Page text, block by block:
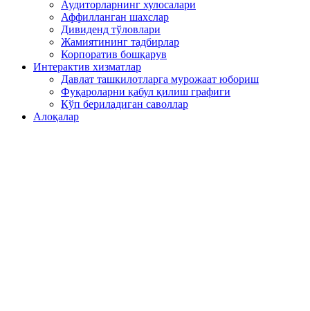
Аудиторларнинг хулосалари
Аффилланган шахслар
Дивиденд тўловлари
Жамиятининг тадбирлар
Корпоратив бошқарув
Интерактив хизматлар
Давлат ташкилотларга мурожаат юбориш
Фуқароларни қабул қилиш графиги
Кўп бериладиган саволлар
Алоқалар